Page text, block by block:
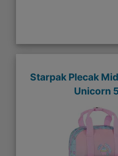
Starpak Plecak
Unicorn